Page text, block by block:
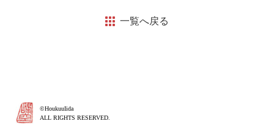
一覧へ戻る
©HoukuuIida
ALL RIGHTS RESERVED.